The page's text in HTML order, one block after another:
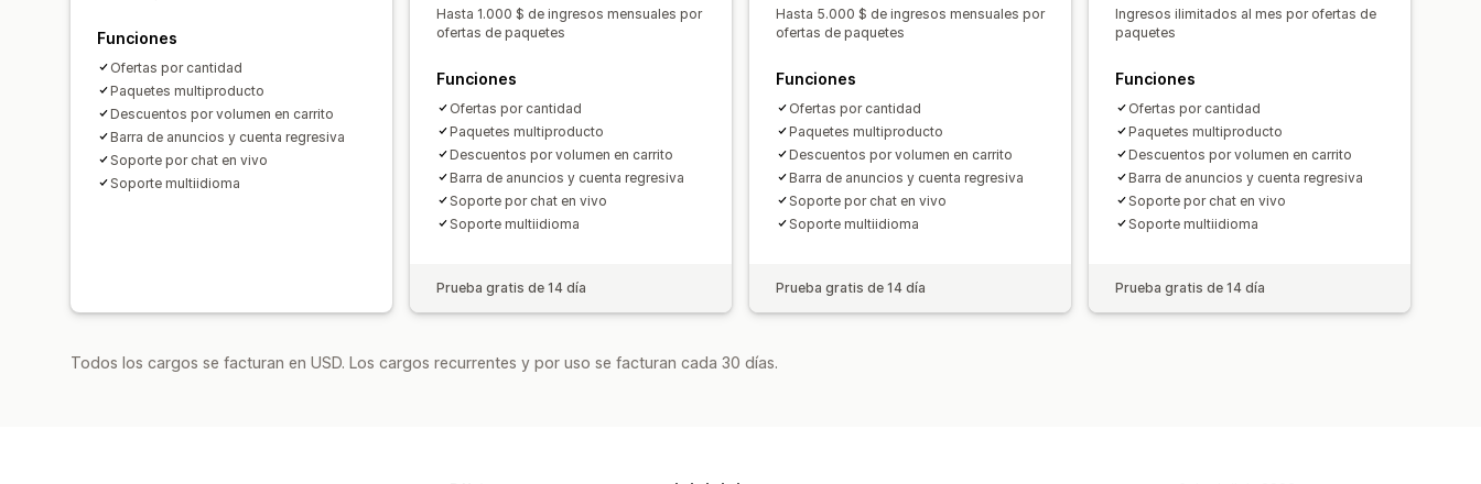
Precios de mayorista Precios dinámicos Personalizar precios
Funciones
Ofertas por cantidad
Paquetes multiproducto
Descuentos por volumen en carrito
Barra de anuncios y cuenta regresiva
Soporte por chat en vivo
Soporte multiidioma
Hasta 1.000 $ de ingresos mensuales por
ofertas de paquetes
Funciones
Ofertas por cantidad
Paquetes multiproducto
Descuentos por volumen en carrito
Barra de anuncios y cuenta regresiva
Soporte por chat en vivo
Soporte multiidioma
Prueba gratis de 14 día
Hasta 5.000 $ de ingresos mensuales por
ofertas de paquetes
Funciones
Ofertas por cantidad
Paquetes multiproducto
Descuentos por volumen en carrito
Barra de anuncios y cuenta regresiva
Soporte por chat en vivo
Soporte multiidioma
Prueba gratis de 14 día
Ingresos ilimitados al mes por ofertas de
paquetes
Funciones
Ofertas por cantidad
Paquetes multiproducto
Descuentos por volumen en carrito
Barra de anuncios y cuenta regresiva
Soporte por chat en vivo
Soporte multiidioma
Prueba gratis de 14 día
Todos los cargos se facturan en USD. Los cargos recurrentes y por uso se facturan cada 30 días.